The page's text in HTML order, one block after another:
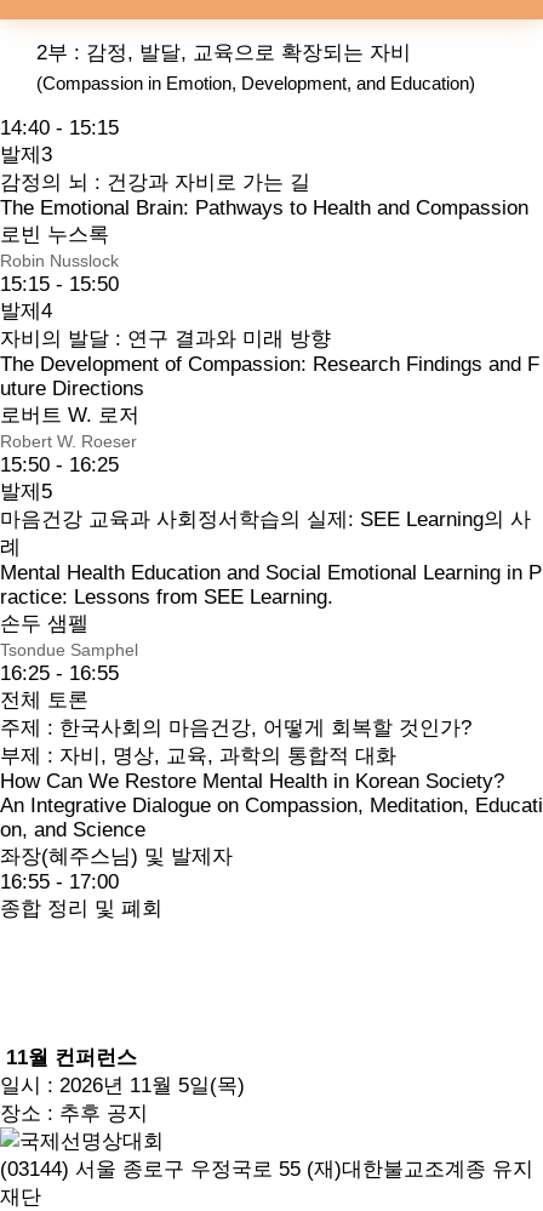
2부 : 감정, 발달, 교육으로 확장되는 자비
(Compassion in Emotion, Development, and Education)
14:40 - 15:15
발제3
감정의 뇌 : 건강과 자비로 가는 길
The Emotional Brain: Pathways to Health and Compassion
로빈 누스록
Robin Nusslock
15:15 - 15:50
발제4
자비의 발달 : 연구 결과와 미래 방향
The Development of Compassion: Research Findings and F
uture Directions
로버트 W. 로저
Robert W. Roeser
15:50 - 16:25
발제5
마음건강 교육과 사회정서학습의 실제: SEE Learning의 사
례
Mental Health Education and Social Emotional Learning in P
ractice: Lessons from SEE Learning.
손두 샘펠
Tsondue Samphel
16:25 - 16:55
전체 토론
주제 : 한국사회의 마음건강, 어떻게 회복할 것인가?
부제 : 자비, 명상, 교육, 과학의 통합적 대화
How Can We Restore Mental Health in Korean Society?
An Integrative Dialogue on Compassion, Meditation, Educati
on, and Science
좌장(혜주스님) 및 발제자
16:55 - 17:00
종합 정리 및 폐회
11월 컨퍼런스
일시 : 2026년 11월 5일(목)
장소 : 추후 공지
(03144) 서울 종로구 우정국로 55 (재)대한불교조계종 유지
재단